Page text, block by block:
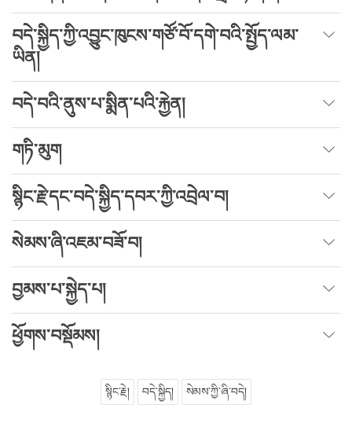
བདེ་སྐྱིད་ཀྱི་འབྱུང་ཁུངས་གཙོ་བོ་དགེ་བའི་སྤྱོད་ལམ་
ཡིན།
བདེ་བའི་ནུས་པ་སྨིན་པའི་རྐྱེན།
གཏི་མུག
སྙིང་རྗེ་དང་བདེ་སྐྱིད་དབར་ཀྱི་འབྲེལ་བ།
སེམས་ཞི་འཇམ་བཟོ་བ།
བྱམས་པ་སྐྱེད་པ།
ཕྱོགས་བསྡོམས།
སྙིང་རྗེ། བདེ་སྐྱིད། སེམས་ཀྱི་ཞི་བདེ།